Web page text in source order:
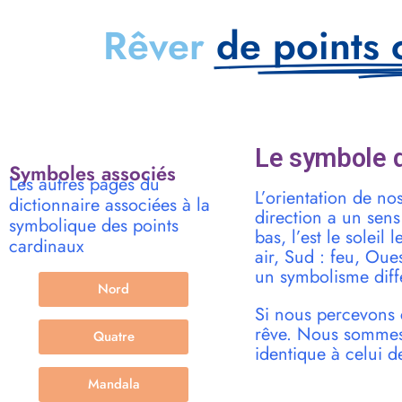
Rêver de points
Symboles associés
Les autres pages du
dictionnaire associées à la
symbolique des points
cardinaux
Nord
Quatre
Mandala
Le symbole
L’orientation de
direction a un
bas, l’est le soleil
air, Sud : feu,
un symbolisme
Si nous
rêve. Nous
identique à celui